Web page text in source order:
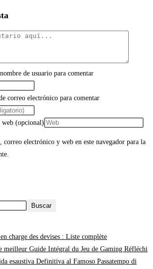
de usuario para comentar
correo electrónico para comentar
(opcional)
correo electrónico y web en este navegador para la
Buscar
charge des devises : Liste complète
meilleur Guide Intégral du Jeu de Gaming Réfléchi
esaustiva Definitiva al Famoso Passatempo di